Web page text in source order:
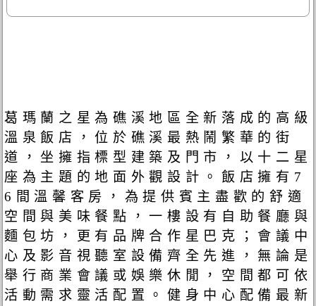
葛瑪蘭之星為礁溪地區全新落成的高級
溫泉飯店，位於礁溪最熱鬧繁華的街
道，坐擁指標型建築及門市，以十二星
座為主題的地面外觀設計。飯店擁有7
6間溫馨客房，為提供賓主盡歡的舒適
空間與美味餐點，一樓設有自助餐廳與
麵包坊，更有品牌合作星巴克；會議中
心及影音視聽室設備齊全先進，無論是
舉行商業會議或娛樂休閒，空間都可依
活動需求靈活配置。健身中心配備最新